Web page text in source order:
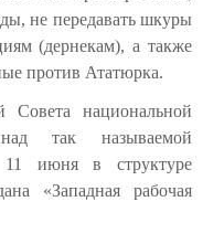
не передавать шкуры
(дернекам), а также
против Ататюрка.
Совета национальной
так называемой
11 июня в структуре
«Западная рабочая